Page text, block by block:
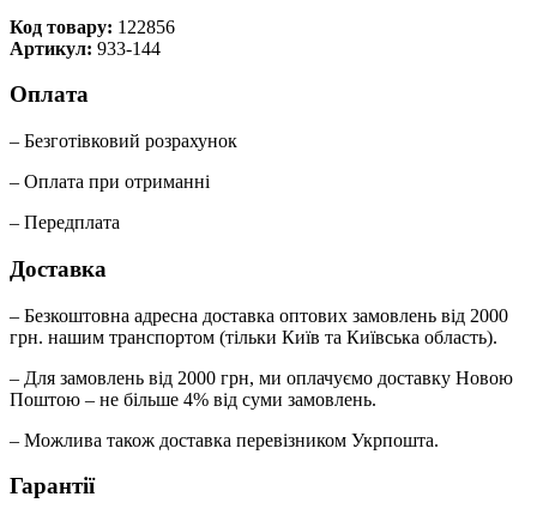
Код товару: 122856
Артикул: 933-144
Оплата
– Безготівковий розрахунок
– Оплата при отриманні
– Передплата
Доставка
– Безкоштовна адресна доставка оптових замовлень від 2000
грн. нашим транспортом (тільки Київ та Київська область).
– Для замовлень від 2000 грн, ми оплачуємо доставку Новою
Поштою – не більше 4% від суми замовлень.
– Можлива також доставка перевізником Укрпошта.
Гарантії